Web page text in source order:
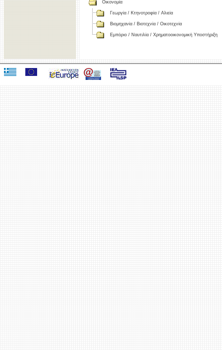
Οικονομία
Γεωργία / Κτηνοτροφία / Αλιεία
Βιομηχανία / Βιοτεχνία / Οικοτεχνία
Εμπόριο / Ναυτιλία / Χρηματοοικονομική Υποστήριξη